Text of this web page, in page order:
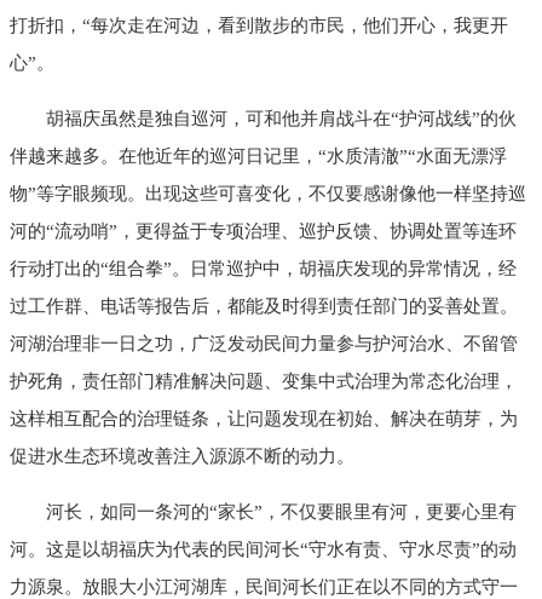
打折扣，“每次走在河边，看到散步的市民，他们开心，我更开
心”。
胡福庆虽然是独自巡河，可和他并肩战斗在“护河战线”的伙
伴越来越多。在他近年的巡河日记里，“水质清澈”“水面无漂浮
物”等字眼频现。出现这些可喜变化，不仅要感谢像他一样坚持巡
河的“流动哨”，更得益于专项治理、巡护反馈、协调处置等连环
行动打出的“组合拳”。日常巡护中，胡福庆发现的异常情况，经
过工作群、电话等报告后，都能及时得到责任部门的妥善处置。
河湖治理非一日之功，广泛发动民间力量参与护河治水、不留管
护死角，责任部门精准解决问题、变集中式治理为常态化治理，
这样相互配合的治理链条，让问题发现在初始、解决在萌芽，为
促进水生态环境改善注入源源不断的动力。
河长，如同一条河的“家长”，不仅要眼里有河，更要心里有
河。这是以胡福庆为代表的民间河长“守水有责、守水尽责”的动
力源泉。放眼大小江河湖库，民间河长们正在以不同的方式守一